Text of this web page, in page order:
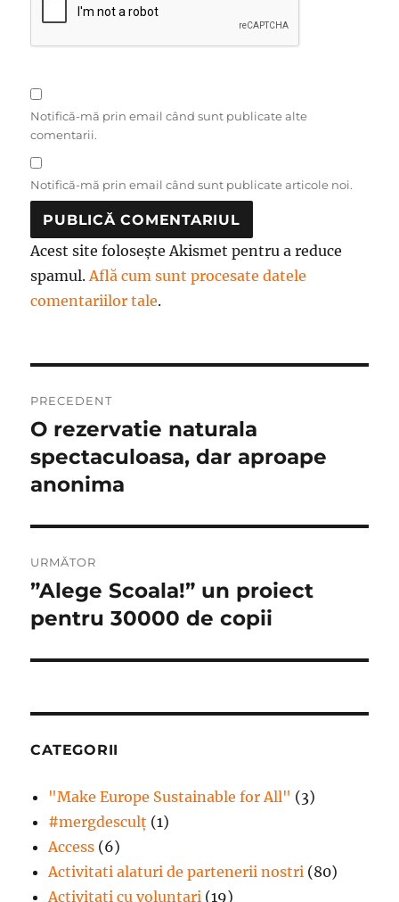
Notifică-mă prin email când sunt publicate alte
comentarii.
Notifică-mă prin email când sunt publicate articole noi.
Acest site folosește Akismet pentru a reduce
spamul.Află cum sunt procesate datele
comentariilor tale.
în
articole
PRECEDENT
Articolul
anterior:
O rezervatie naturala
spectaculoasa, dar aproape
anonima
URMĂTOR
Articolul
următor:
”Alege Scoala!” un proiect
pentru 30000 de copii
CATEGORII
"Make Europe Sustainable for All" (3)
#mergdesculţ (1)
Access (6)
Activitati alaturi de partenerii nostri (80)
Activitati cu voluntari (19)